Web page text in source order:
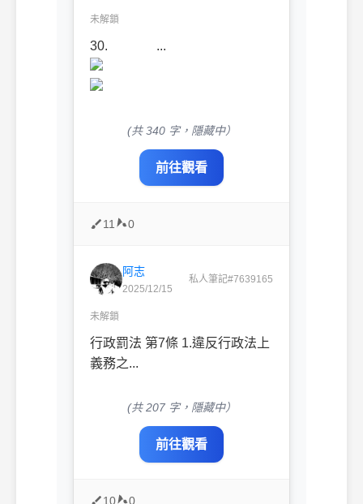
未解鎖
30. ...
(共 340 字，隱藏中）
前往觀看
11 0
阿志
2025/12/15
私人筆記#7639165
未解鎖
行政罰法 第7條 1.違反行政法上
義務之...
(共 207 字，隱藏中）
前往觀看
10 0